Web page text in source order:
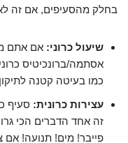
בחלק מהסעיפים, אם זה
שיעול כרוני: אם אתם
אסתמה/ברונכיטיס
כמו בעיטה קטנה
עצירות כרונית: סעיף
זה אחד הדברים הכי
פייבר! מים! תנועה! אם